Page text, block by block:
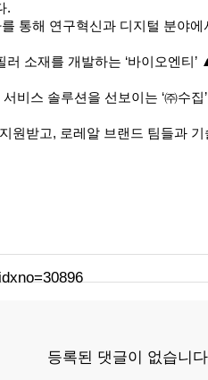
.
통해 연구혁신과 디지털 분야
소재를 개발하는 ‘바이오엔티
스 솔루션을 선보이는 ‘㈜수
원받고, 로레알 브랜드 팀들과
등록된 댓글이 없습니